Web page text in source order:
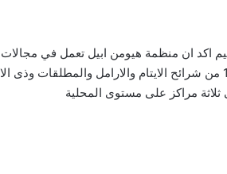
اكد ان منظمة هيومن ابيل تعمل في مجالات
مشيرا الى ان المشروع استهدف عدد 1350 من شرائح الايتام والارامل